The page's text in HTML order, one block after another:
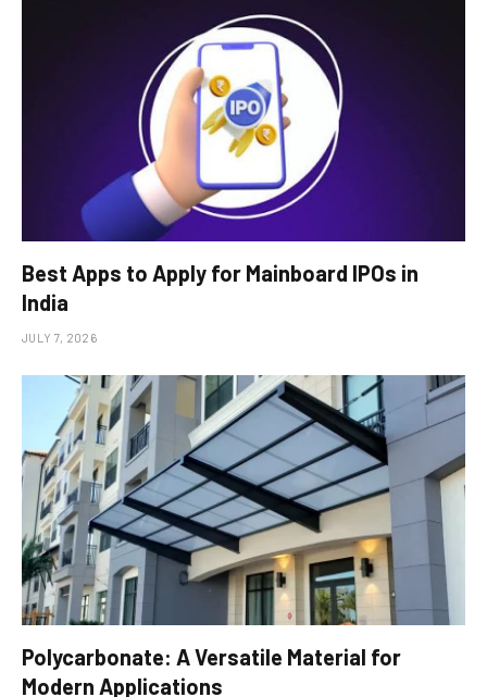
Best Apps to Apply for Mainboard IPOs in
India
JULY 7, 2026
Polycarbonate: A Versatile Material for
Modern Applications